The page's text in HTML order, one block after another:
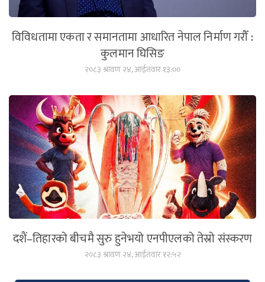
विविधतामा एकता र समानतामा आधारित नेपाल निर्माण गरौँ :
कुलमान घिसिङ
२०८३ श्रावण २४, आईतवार १३:००
दशैं–तिहारको बीचमै सुरु हुनेभयो एनपीएलको तेस्रो संस्करण
२०८३ श्रावण २४, आईतवार १२:५२